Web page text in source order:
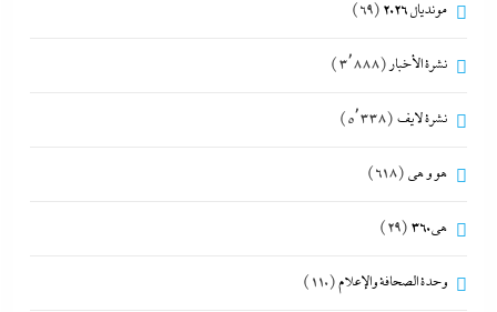
مونديال 2026 (69)
نشرة الأخبار (3٬888)
نشرة لايف (5٬338)
هو و هي (618)
هى360 (29)
وحدة الصحافة والإعلام(110)